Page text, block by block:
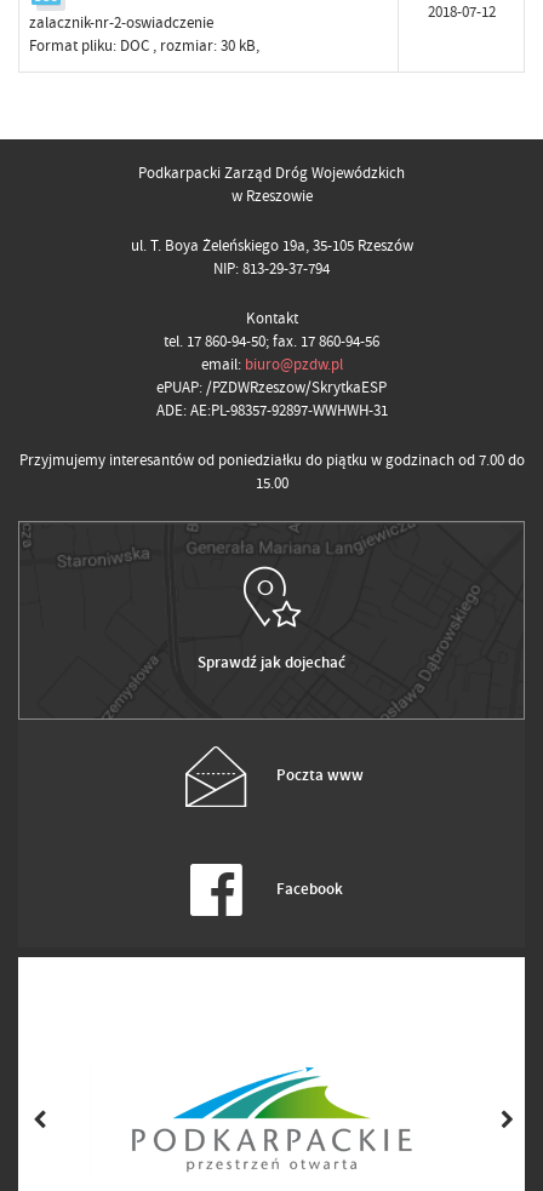
zalacznik-nr-2-oswiadczenie
Format pliku: DOC , rozmiar: 30 kB,
2018-07-12
Podkarpacki Zarząd Dróg Wojewódzkich
w Rzeszowie
ul. T. Boya Żeleńskiego 19a, 35-105 Rzeszów
NIP: 813-29-37-794
Kontakt
tel. 17 860-94-50; fax. 17 860-94-56
email: biuro@pzdw.pl
ePUAP: /PZDWRzeszow/SkrytkaESP
ADE: AE:PL-98357-92897-WWHWH-31
Przyjmujemy interesantów od poniedziałku do piątku w godzinach od 7.00 do
15.00
Sprawdź jak dojechać
Poczta www
Facebook